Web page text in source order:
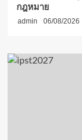
กฎหมาย
admin 06/08/2026